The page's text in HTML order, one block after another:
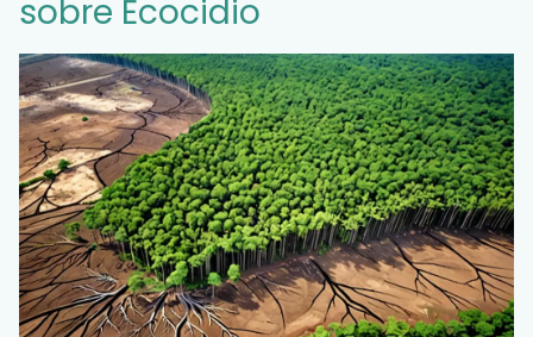
sobre Ecocidio